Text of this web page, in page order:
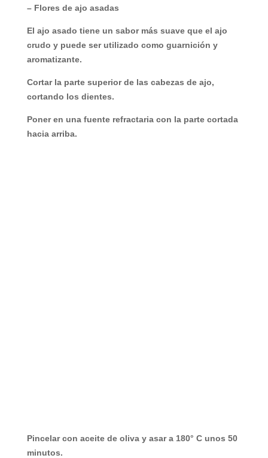
– Flores de ajo asadas
El ajo asado tiene un sabor más suave que el ajo
crudo y puede ser utilizado como guarnición y
aromatizante.
Cortar la parte superior de las cabezas de ajo,
cortando los dientes.
Poner en una fuente refractaria con la parte cortada
hacia arriba.
Pincelar con aceite de oliva y asar a 180° C unos 50
minutos.